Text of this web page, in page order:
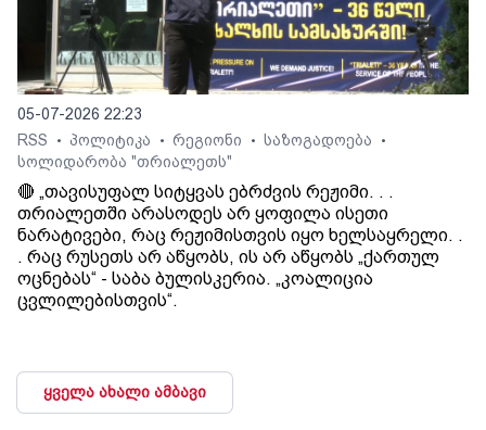
05-07-2026 22:23
RSS
• პოლიტიკა • რეგიონი • საზოგადოება •
სოლიდარობა "თრიალეთს"
🔴 „თავისუფალ სიტყვას ებრძვის რეჟიმი. . .
თრიალეთში არასოდეს არ ყოფილა ისეთი
ნარატივები, რაც რეჟიმისთვის იყო ხელსაყრელი. .
. რაც რუსეთს არ აწყობს, ის არ აწყობს „ქართულ
ოცნებას“ - საბა ბულისკერია. „კოალიცია
ცვლილებისთვის“.
ყველა ახალი ამბავი